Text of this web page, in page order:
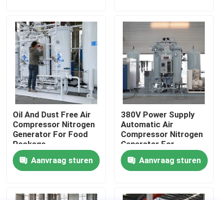
Kwaliteitscontrole
Neem contact met ons op
Nieuws
Vraag een offerte
PSA stikstofgasgeneratoren
De Generator van de hoge Zuiverheidsstikstof
Oil And Dust Free Air
Compressor Nitrogen
Generator For Food
Package
Aanvraag sturen
380V Power Supply
Automatic Air
Compressor Nitrogen
Generator For
Beverage Filling
Aanvraag sturen